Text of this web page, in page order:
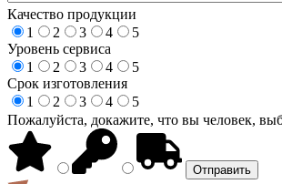
Качество продукции
1
2 3 4
5
Уровень сервиса
1
2 3 4
5
Срок изготовления
1
2 3 4
5
Пожалуйста, докажите, что вы человек,